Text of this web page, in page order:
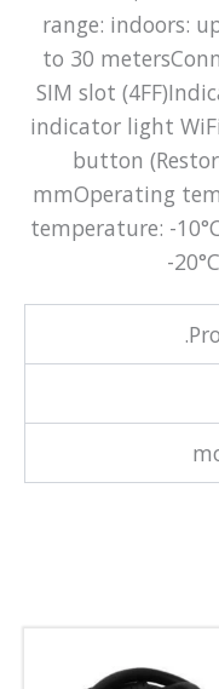
range: indoors:
to 30
SIM slot
indicator light
button
mmOperating
temperature: -
-